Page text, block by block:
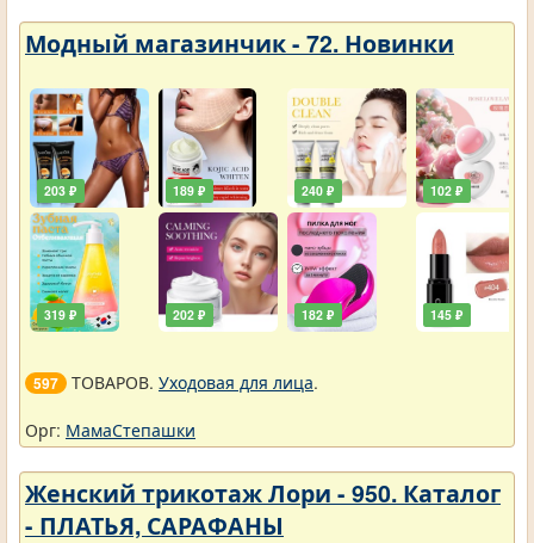
Модный магазинчик - 72. Новинки
203 ₽
319 ₽
189 ₽
202 ₽
240 ₽
182 ₽
102 ₽
145 ₽
597 ТОВАРОВ. Уходовая для лица.
Орг: МамаСтепашки
Женский трикотаж Лори - 950. Каталог
- ПЛАТЬЯ, САРАФАНЫ